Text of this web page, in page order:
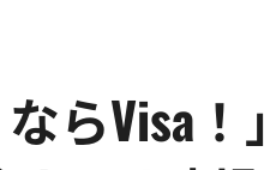
らVisa